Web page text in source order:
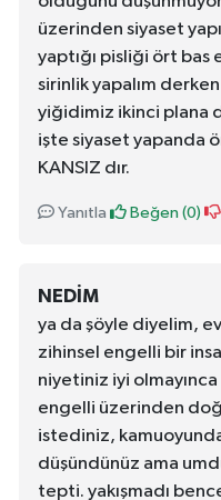
üzerinden siyaset
yaptığı pisliği ört bas
sirinlik yapalım
yiğidimiz ikinci plana
işte siyaset yapanda
KANSIZ dır.
Yanıtla Beğen (0)
NEDIM
ya da şöyle diyelim,
zihinsel engelli bir
niyetiniz iyi
engelli üzerinden
istediniz,
düşündünüz ama
tepti. yakışmadı